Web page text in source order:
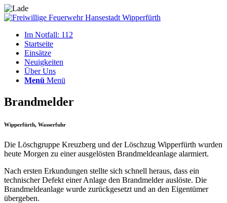
Im Notfall: 112
Startseite
Einsätze
Neuigkeiten
Über Uns
Menü Menü
Brandmelder
Wipperfürth, Wasserfuhr
Die Löschgruppe Kreuzberg und der Löschzug Wipperfürth wurden
heute Morgen zu einer ausgelösten Brandmeldeanlage alarmiert.
Nach ersten Erkundungen stellte sich schnell heraus, dass ein
technischer Defekt einer Anlage den Brandmelder auslöste. Die
Brandmeldeanlage wurde zurückgesetzt und an den Eigentümer
übergeben.